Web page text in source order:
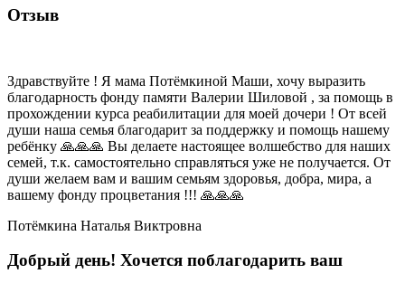
Отзыв
Здравствуйте ! Я мама Потёмкиной Маши, хочу выразить
благодарность фонду памяти Валерии Шиловой , за помощь в
прохождении курса реабилитации для моей дочери ! От всей
души наша семья благодарит за поддержку и помощь нашему
ребёнку 🙏🙏🙏 Вы делаете настоящее волшебство для наших
семей, т.к. самостоятельно справляться уже не получается. От
души желаем вам и вашим семьям здоровья, добра, мира, а
вашему фонду процветания !!! 🙏🙏🙏
Потёмкина Наталья Виктровна
Добрый день! Хочется поблагодарить ваш